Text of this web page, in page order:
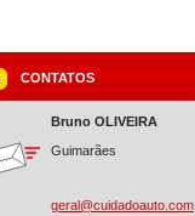
CONTATOS
Bruno OLIVEIRA
Guimarães
geral@cuidadoauto.com